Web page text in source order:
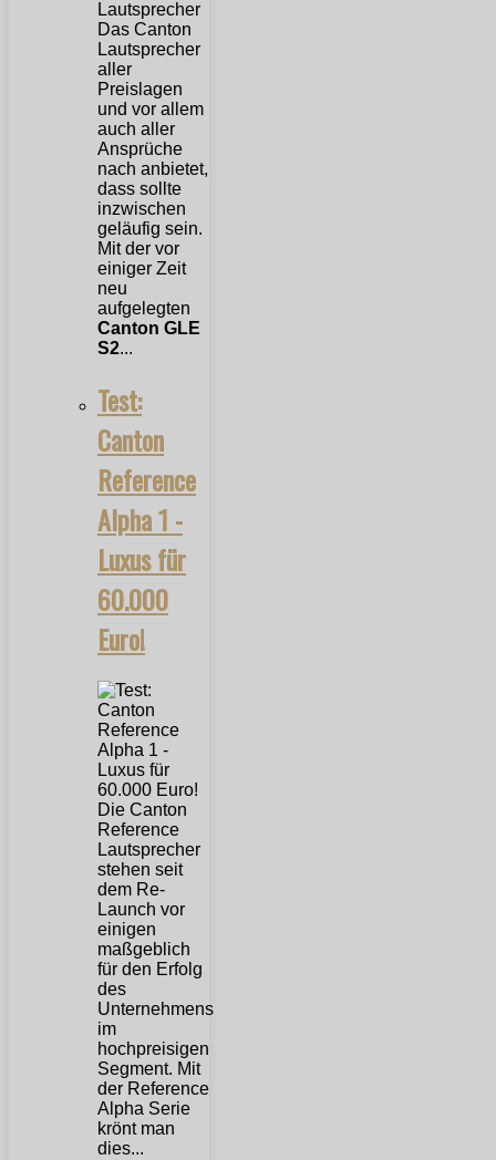
Das Canton
Lautsprecher
aller
Preislagen
und vor allem
auch aller
Ansprüche
nach anbietet,
dass sollte
inzwischen
geläufig sein.
Mit der vor
einiger Zeit
neu
aufgelegten
Canton GLE
S2...
Test:
Canton
Reference
Alpha 1 -
Luxus für
60.000
Euro!
Die Canton
Reference
Lautsprecher
stehen seit
dem Re-
Launch vor
einigen
maßgeblich
für den Erfolg
des
Unternehmens
im
hochpreisigen
Segment. Mit
der Reference
Alpha Serie
krönt man
dies...